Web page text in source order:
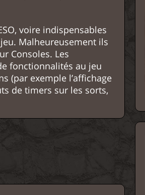
voire indispensables
Malheureusement ils
Consoles. Les
fonctionnalités au jeu
(par exemple l’affichage
de timers sur les sorts,